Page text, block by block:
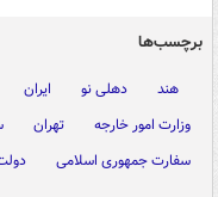
برچسب‌ها
هند دهلی نو ایران
وزارت امور خارجه
تهران
سفارت جمهوری اسلامی